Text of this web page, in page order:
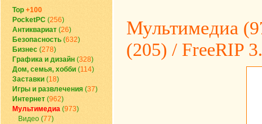
Top +100
PocketPC (256)
Антиквариат (26)
Безопасность (632)
Бизнес (278)
Графика и дизайн (328)
Дом, семья, хобби (114)
Заставки (18)
Игры и развлечения (37)
Интернет (962)
Мультимедиа (973)
Видео (77)
Мультимедиа
(205) / FreeRIP